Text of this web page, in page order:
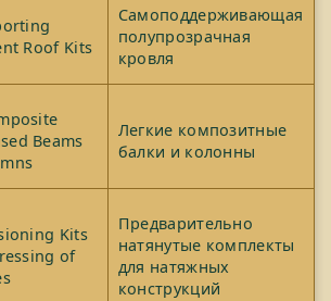
Roof Kits
Самоподдерживающая
полупрозрачная
кровля
Beams
Легкие композитные
балки и колонны
Kits
of
Предварительно
натянутые комплекты
для натяжных
конструкций